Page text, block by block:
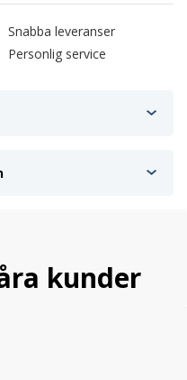
Snabba leveranser
Personlig service
kunder